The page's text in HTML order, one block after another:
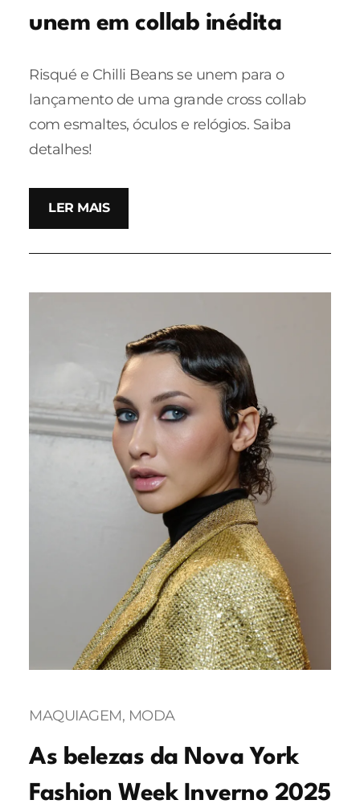
unem em collab inédita
Risqué e Chilli Beans se unem para o
lançamento de uma grande cross collab
com esmaltes, óculos e relógios. Saiba
detalhes!
LER MAIS
MAQUIAGEM, MODA
As belezas da Nova York
Fashion Week Inverno 2025